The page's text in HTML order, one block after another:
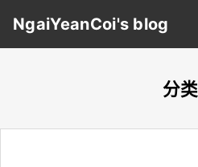
NgaiYeanCoi's blog
归档
分类